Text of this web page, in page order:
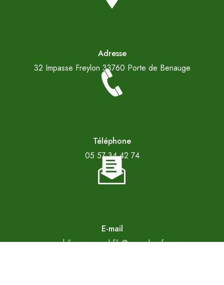
Adresse
32 Impasse Freylon 33760 Porte de Benauge
Téléphone
05 57 34 42 74
E-mail
philippe.arnaud.fils@wanadoo.fr